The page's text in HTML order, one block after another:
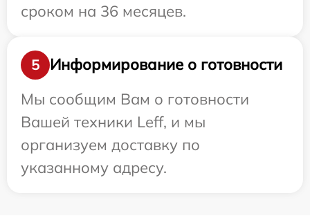
сроком на 36 месяцев.
5
Информирование о готовности
Мы сообщим Вам о готовности
Вашей техники Leff, и мы
организуем доставку по
указанному адресу.